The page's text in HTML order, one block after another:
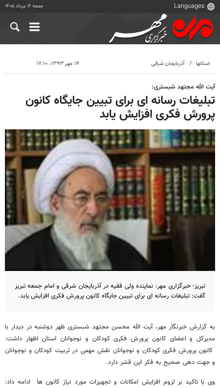
جمعه ۱۶ مرداد ۱۴۰۵
استانها آذربایجان شرقی ۱۴ مهر ۱۳۹۳، ۱۷:۱۰
آیت الله مجتهد شبستری:
تبلیغات رسانه ای برای تبیین جایگاه کانون
پرورش فکری افزایش یابد
تبریز- خبرگزاری مهر: نماینده ولی فقیه در آذربایجان شرقی و امام جمعه تبریز
گفت: تبلیغات رسانه ای برای تبیین جایگاه کانون پرورش فکری افزایش یابد.
به گزارش خبرنگار مهر، آیت الله محسن مجتهد شبستری ظهر دوشنبه در دیدار با
مدیرکل و اعضای کانون پرورش فکری کودکان و نوجوانان استان اظهار داشت:
کانون پرورش فکری کودکان و نوجوانان نقش مهمی در تربیت کودکان و نوجوانان
و جهت دهی صحیح به فکر این قشر دارد.
وی با تاکید بر لزوم افزایش امکانات و تجهیزات مورد نیاز کانون ها ادامه داد: